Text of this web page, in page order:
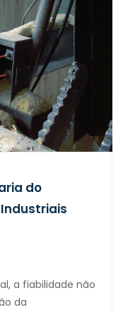
do
a fiabilidade não
da